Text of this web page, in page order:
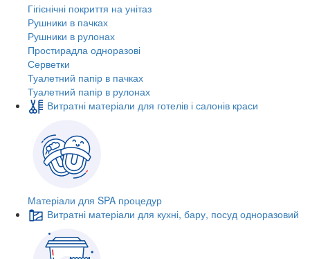
Гігієнічні покриття на унітаз
Рушники в пачках
Рушники в рулонах
Простирадла одноразові
Серветки
Туалетний папір в пачках
Туалетний папір в рулонах
Витратні матеріали для готелів і салонів краси
Матеріали для SPA процедур
Витратні матеріали для кухні, бару, посуд одноразовий